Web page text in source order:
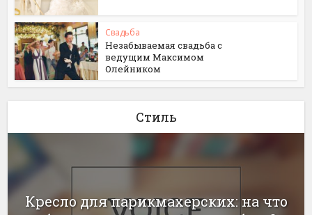
Свадьба
Незабываемая свадьба с
ведущим Максимом
Олейником
Стиль
Кресло для парикмахерских: на что